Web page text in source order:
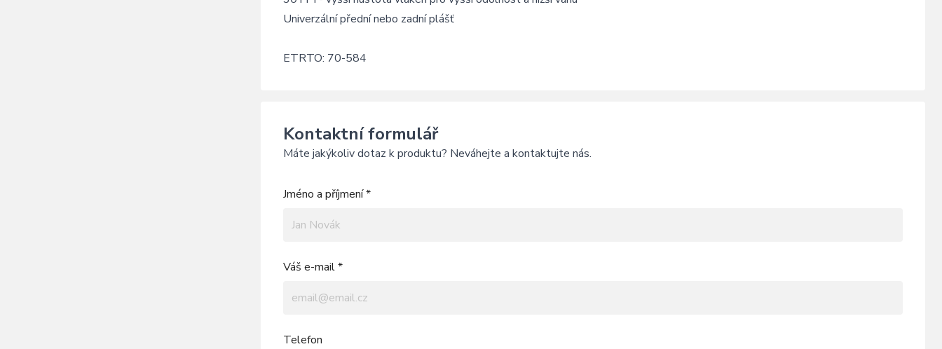
Univerzální přední nebo zadní plášť
ETRTO: 70-584
Kontaktní formulář
Máte jakýkoliv dotaz k produktu? Neváhejte a kontaktujte nás.
Jméno a příjmení *
Váš e-mail *
Telefon